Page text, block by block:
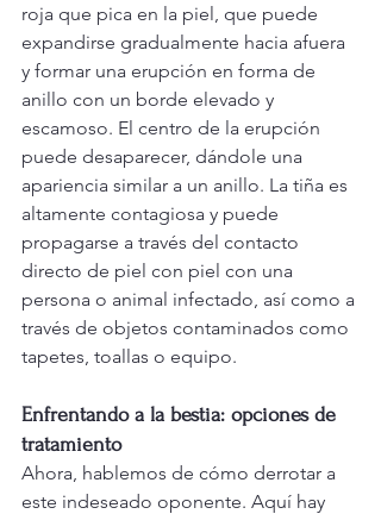
roja que pica en la piel, que puede
expandirse gradualmente hacia afuera
y formar una erupción en forma de
anillo con un borde elevado y
escamoso. El centro de la erupción
puede desaparecer, dándole una
apariencia similar a un anillo. La tiña es
altamente contagiosa y puede
propagarse a través del contacto
directo de piel con piel con una
persona o animal infectado, así como a
través de objetos contaminados como
tapetes, toallas o equipo.
Enfrentando a la bestia: opciones de
tratamiento
Ahora, hablemos de cómo derrotar a
este indeseado oponente. Aquí hay